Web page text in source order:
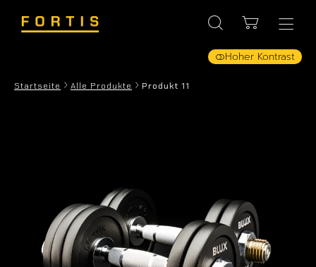
Hoher Kontrast
Startseite Alle Produkte Produkt 11